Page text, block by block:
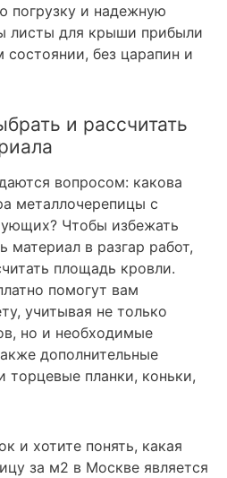
погрузку и надежную
листы для крыши прибыли
состоянии, без царапин и
и рассчитать
вопросом: какова
металлочерепицы с
Чтобы избежать
материал в разгар работ,
площадь кровли.
помогут вам
учитывая не только
но и необходимые
дополнительные
торцевые планки, коньки,
и хотите понять, какая
за м2 в Москве является